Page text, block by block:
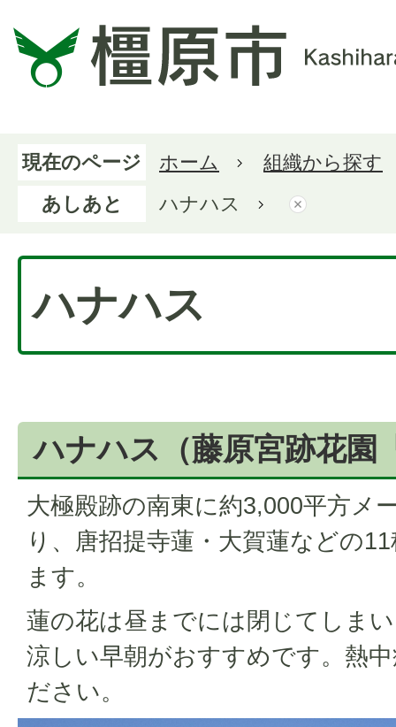
現在のページ ホーム
組織から探す
あしあと
ハナハス
ハナハス
ハナハス（藤原宮跡花園
大極殿跡の南東に約3,000平方メ
り、唐招提寺蓮・大賀蓮などの
ます。
蓮の花は昼までには閉じてしま
涼しい早朝がおすすめです。熱
ださい。